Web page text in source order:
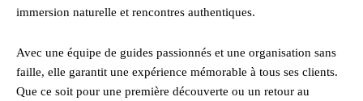
immersion naturelle et rencontres authentiques.
Avec une équipe de guides passionnés et une organisation sans
faille, elle garantit une expérience mémorable à tous ses clients.
Que ce soit pour une première découverte ou un retour au